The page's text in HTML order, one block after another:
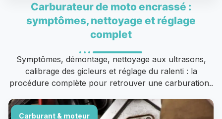
Carburateur de moto encrassé :
symptômes, nettoyage et réglage
complet
Symptômes, démontage, nettoyage aux ultrasons,
calibrage des gicleurs et réglage du ralenti : la
procédure complète pour retrouver une carburation..
Carburant & moteur